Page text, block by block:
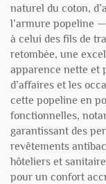
naturel du coton,
l’armure popeline
à celui des fils de
retombée, une
apparence nette et
d’affaires et les
cette popeline en
fonctionnelles,
garantissant des
revêtements
hôteliers et
pour un confort